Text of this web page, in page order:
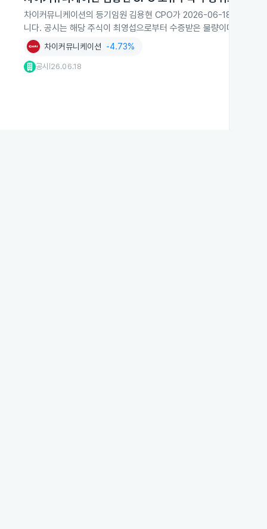
차이커뮤니케이션의 등기임원 김용현 CPO가 2026-06-18 기준으
니다. 공시는 해당 주식이 최영섭으로부터 수증받은 물량이며 기타
차이커뮤니케이션 -4.73%
공시 26.06.18